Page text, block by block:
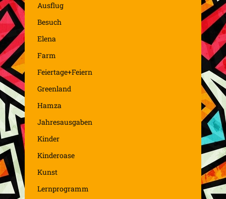
Ausflug
Besuch
Elena
Farm
Feiertage+Feiern
Greenland
Hamza
Jahresausgaben
Kinder
Kinderoase
Kunst
Lernprogramm